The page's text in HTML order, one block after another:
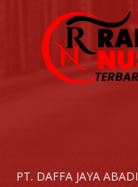
PT. DAFFA JAYA ABADI